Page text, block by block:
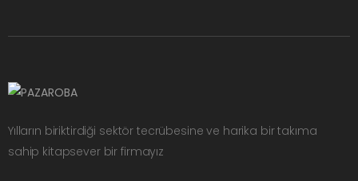
Yılların biriktirdiği sektör tecrübesine ve harika bir takıma
sahip kitapsever bir firmayız